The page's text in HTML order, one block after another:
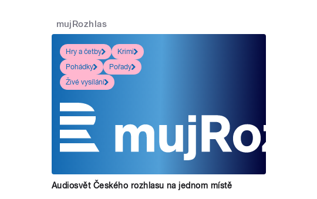
mujRozhlas
Hry a četby
Krimi
Pohádky
Pořady
Živé vysílání
Audiosvět Českého rozhlasu na jednom místě